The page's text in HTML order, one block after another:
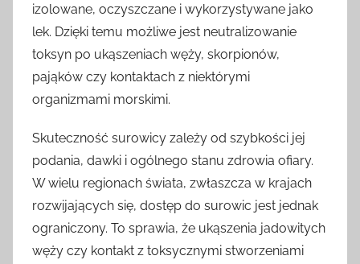
izolowane, oczyszczane i wykorzystywane jako
lek. Dzięki temu możliwe jest neutralizowanie
toksyn po ukąszeniach węży, skorpionów,
pająków czy kontaktach z niektórymi
organizmami morskimi.
Skuteczność surowicy zależy od szybkości jej
podania, dawki i ogólnego stanu zdrowia ofiary.
W wielu regionach świata, zwłaszcza w krajach
rozwijających się, dostęp do surowic jest jednak
ograniczony. To sprawia, że ukąszenia jadowitych
węży czy kontakt z toksycznymi stworzeniami